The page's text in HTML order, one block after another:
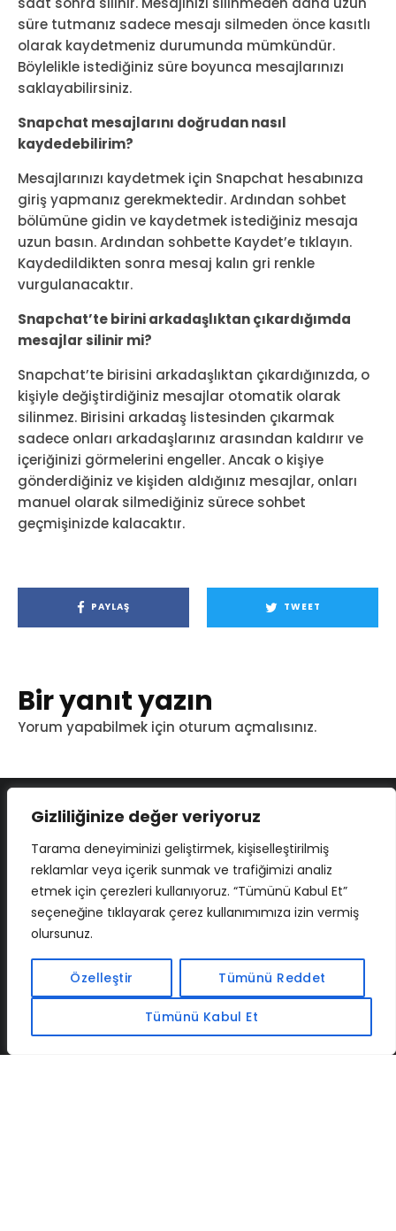
Gizliliğinize değer veriyoruz
Tarama deneyiminizi geliştirmek, kişiselleştirilmiş
reklamlar veya içerik sunmak ve trafiğimizi analiz
etmek için çerezleri kullanıyoruz. “Tümünü Kabul Et”
seçeneğine tıklayarak çerez kullanımımıza izin vermiş
olursunuz.
Özelleştir Tümünü Reddet
Tümünü Kabul Et
süre tutmanız sadece mesajı silmeden önce kasıtlı
olarak kaydetmeniz durumunda mümkündür.
Böylelikle istediğiniz süre boyunca mesajlarınızı
saklayabilirsiniz.
Snapchat mesajlarını doğrudan nasıl
kaydedebilirim?
Mesajlarınızı kaydetmek için Snapchat hesabınıza
giriş yapmanız gerekmektedir. Ardından sohbet
bölümüne gidin ve kaydetmek istediğiniz mesaja
uzun basın. Ardından sohbette Kaydet’e tıklayın.
Kaydedildikten sonra mesaj kalın gri renkle
vurgulanacaktır.
Snapchat’te birini arkadaşlıktan çıkardığımda
mesajlar silinir mi?
Snapchat’te birisini arkadaşlıktan çıkardığınızda, o
kişiyle değiştirdiğiniz mesajlar otomatik olarak
silinmez. Birisini arkadaş listesinden çıkarmak
sadece onları arkadaşlarınız arasından kaldırır ve
içeriğinizi görmelerini engeller. Ancak o kişiye
gönderdiğiniz ve kişiden aldığınız mesajlar, onları
manuel olarak silmediğiniz sürece sohbet
geçmişinizde kalacaktır.
PAYLAŞ TWEET
Bir yanıt yazın
Yorum yapabilmek için oturum açmalısınız.
İLETIŞIM BAF CADSOFTUSA MAXIMUMPCGUIDES